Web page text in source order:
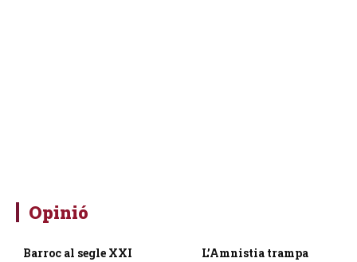
Opinió
Barroc al segle XXI L’Amnistia trampa